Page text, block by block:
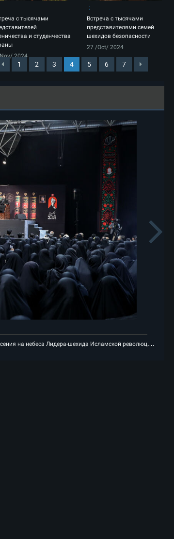
с тысячами
и студенчества
2024
Встреча с тысячами
представителями семей
шехидов безопасности
27 /Oct/ 2024
1 2 3 4 5 6 7
Первая траурная ночь месяца Мухаррам рядом с